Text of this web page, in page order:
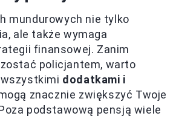
mundurowych nie tylko
ale także wymaga
finansowej. Zanim
policjantem, warto
dodatkami i
znacznie zwiększyć Twoje
podstawową pensją wiele